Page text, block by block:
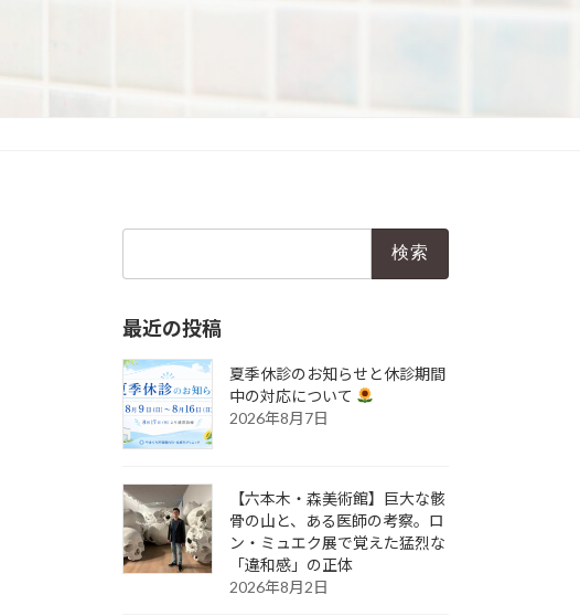
最近の投稿
夏季休診のお知らせと休診期間
中の対応について
2026年8月7日
【六本木・森美術館】巨大な骸
骨の山と、ある医師の考察。ロ
ン・ミュエク展で覚えた猛烈な
「違和感」の正体
2026年8月2日